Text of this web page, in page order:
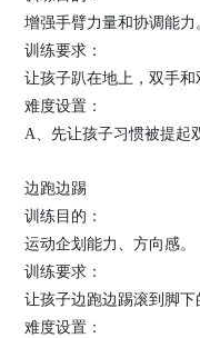
增强手臂力量和协调能力
训练要求：
让孩子趴在地上，双手
难度设置：
A、先让孩子习惯被提起
边跑边踢
训练目的：
运动企划能力、方向感。
训练要求：
让孩子边跑边踢滚到脚下
难度设置：